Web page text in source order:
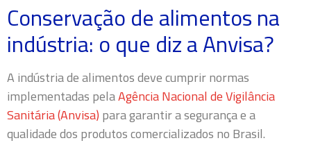
Conservação de alimentos na
indústria: o que diz a Anvisa?
A indústria de alimentos deve cumprir normas
implementadas pelaAgência Nacional de Vigilância
Sanitária (Anvisa) para garantir a segurança e a
qualidade dos produtos comercializados no Brasil.